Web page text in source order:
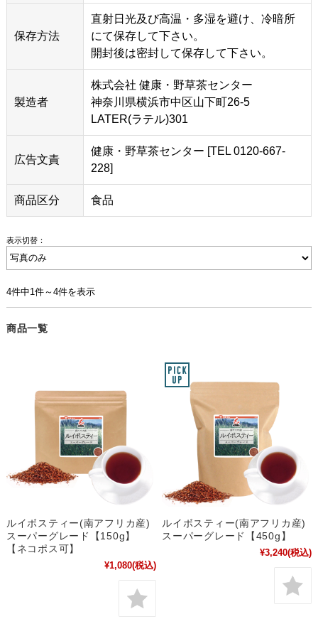
保存方法
直射日光及び高温・多湿を避け、冷暗所
にて保存して下さい。
開封後は密封して保存して下さい。
製造者
株式会社 健康・野草茶センター
神奈川県横浜市中区山下町26-5
LATER(ラテル)301
広告文責
健康・野草茶センター [TEL 0120-667-
228]
商品区分 食品
表示切替：
4件中1件～4件を表示
商品一覧
ルイボスティー(南アフリカ産)
スーパーグレード【150g】
【ネコポス可】
¥1,080(税込)
ルイボスティー(南アフリカ産)
スーパーグレード【450g】
¥3,240(税込)